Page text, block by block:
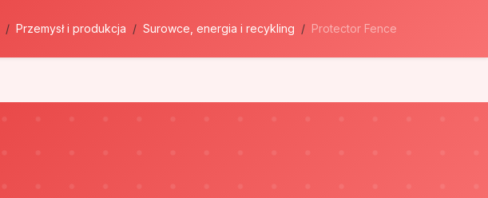
Przemysł i produkcja Surowce, energia i recykling Protector Fence